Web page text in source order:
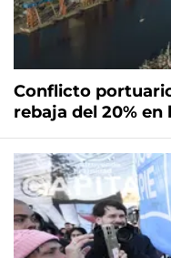
Conflicto
rebaja del 20%